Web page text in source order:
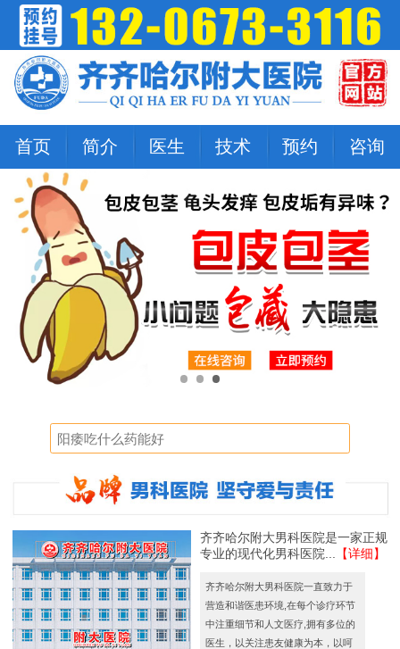
首页 简介 医生 技术 预约 咨询
齐齐哈尔附大男科医院是一家正规
专业的现代化男科医院...
【详细】
齐齐哈尔附大男科医院一直致力于
营造和谐医患环境,在每个诊疗环节
中注重细节和人文医疗,拥有多位的
医生，以关注患友健康为本，以呵